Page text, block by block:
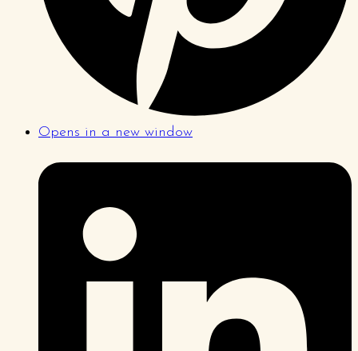
Opens in a new window